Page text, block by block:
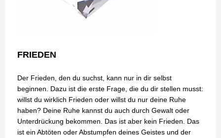
FRIEDEN
Der Frieden, den du suchst, kann nur in dir selbst
beginnen. Dazu ist die erste Frage, die du dir stellen musst:
willst du wirklich Frieden oder willst du nur deine Ruhe
haben? Deine Ruhe kannst du auch durch Gewalt oder
Unterdrückung bekommen. Das ist aber kein Frieden. Das
ist ein Abtöten oder Abstumpfen deines Geistes und der